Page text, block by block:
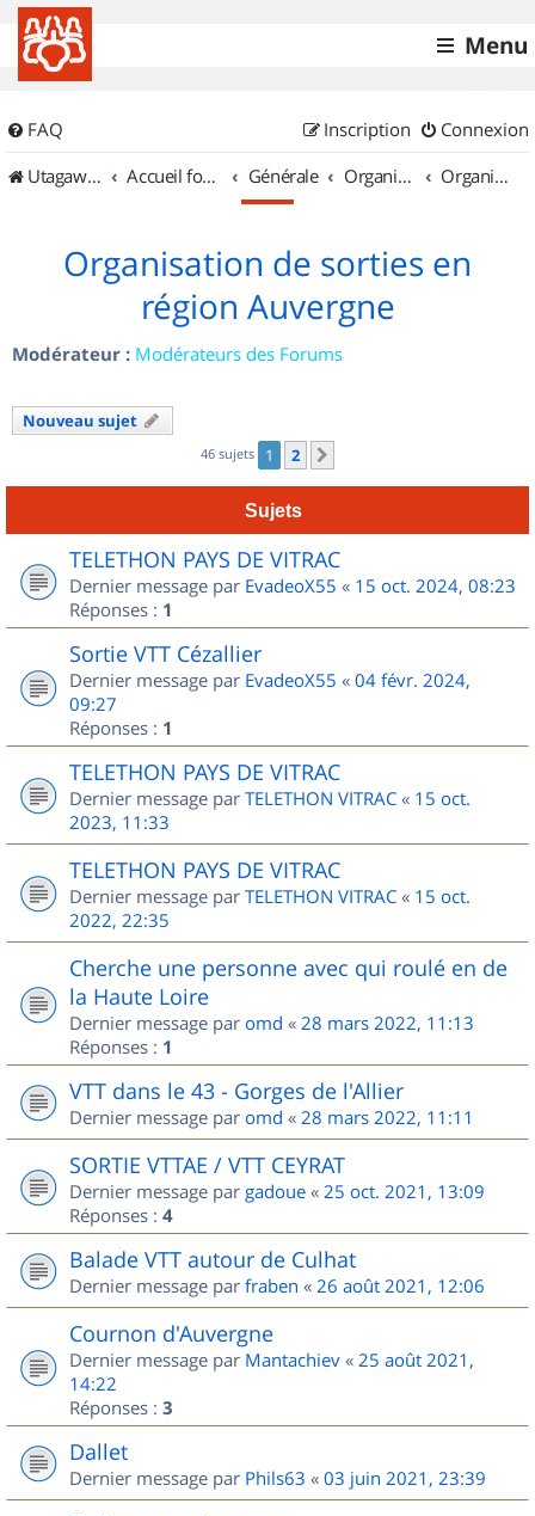
Menu
FAQ Connexion
Inscription
UtagawaVTT (Randos VTT et VTTAE avec traces GPS)
Accueil forum Générale Organisation de sorties & Recherche de partenaires Organisation de sorties en région Auvergne
Organisation de sorties en
région Auvergne
Modérateur : Modérateurs des Forums
Nouveau sujet
46 sujets 1 2
Sujets
TELETHON PAYS DE VITRAC
Dernier message par EvadeoX55 « 15 oct. 2024, 08:23
Réponses : 1
Sortie VTT Cézallier
Dernier message par EvadeoX55 « 04 févr. 2024,
09:27
Réponses : 1
TELETHON PAYS DE VITRAC
Dernier message par TELETHON VITRAC « 15 oct.
2023, 11:33
TELETHON PAYS DE VITRAC
Dernier message par TELETHON VITRAC « 15 oct.
2022, 22:35
Cherche une personne avec qui roulé en de
la Haute Loire
Dernier message par omd « 28 mars 2022, 11:13
Réponses : 1
VTT dans le 43 - Gorges de l'Allier
Dernier message par omd « 28 mars 2022, 11:11
SORTIE VTTAE / VTT CEYRAT
Dernier message par gadoue « 25 oct. 2021, 13:09
Réponses : 4
Balade VTT autour de Culhat
Dernier message par fraben « 26 août 2021, 12:06
Cournon d'Auvergne
Dernier message par Mantachiev « 25 août 2021,
14:22
Réponses : 3
Dallet
Dernier message par Phils63 « 03 juin 2021, 23:39